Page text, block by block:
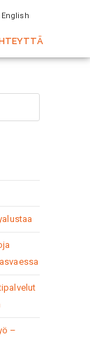
English
–